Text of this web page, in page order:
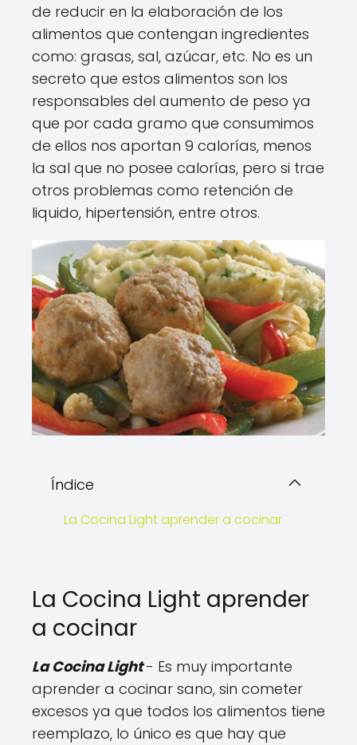
de reducir en la elaboración de los
alimentos que contengan ingredientes
como: grasas, sal, azúcar, etc. No es un
secreto que estos alimentos son los
responsables del aumento de peso ya
que por cada gramo que consumimos
de ellos nos aportan 9 calorías, menos
la sal que no posee calorías, pero si trae
otros problemas como retención de
liquido, hipertensión, entre otros.
Índice
La Cocina Light aprender a cocinar
La Cocina Light aprender
a cocinar
La Cocina Light - Es muy importante
aprender a cocinar sano, sin cometer
excesos ya que todos los alimentos tiene
reemplazo, lo único es que hay que